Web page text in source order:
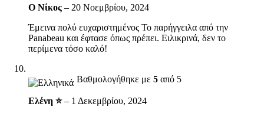
Ο Νίκος – 20 Νοεμβρίου, 2024
Έμεινα πολύ ευχαριστημένος Το παρήγγειλα από την
Panabeau και έφτασε όπως πρέπει. Ειλικρινά, δεν το
περίμενα τόσο καλό!
Βαθμολογήθηκε με 5 από 5
Ελένη ⭐– 1 Δεκεμβρίου, 2024